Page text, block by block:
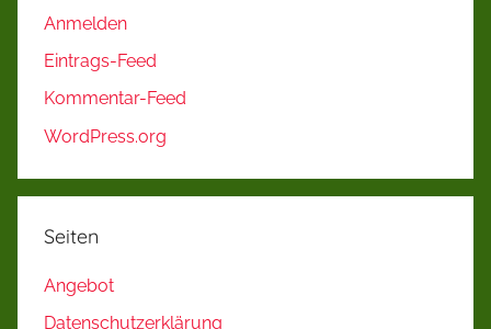
Anmelden
Eintrags-Feed
Kommentar-Feed
WordPress.org
Seiten
Angebot
Datenschutzerklärung